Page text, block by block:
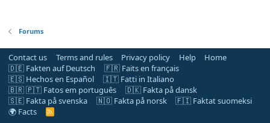
Forums
Contact us Terms and rules Privacy policy Help
Home
🇩🇪 Fakten auf Deutsch
🇫🇷 Faits en français
🇪🇸 Hechos en Español
🇮🇹 Fatti in Italiano
🇧🇷 🇵🇹 Fatos em português
🇩🇰 Fakta på dansk
🇸🇪 Fakta på svenska
🇳🇴 Fakta på norsk
🇫🇮 Faktat suomeksi
🌍 Facts
R